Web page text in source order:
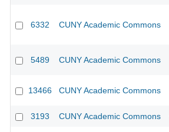
6332 CUNY Academic Commons
5489 CUNY Academic Commons
13466 CUNY Academic Commons
3193 CUNY Academic Commons